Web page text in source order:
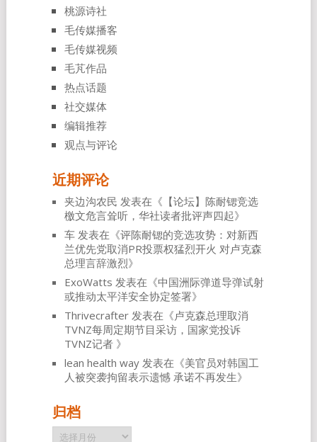
桃源诗社
毛传媒播客
毛传媒视频
毛芃作品
热点话题
社交媒体
编辑推荐
观点与评论
近期评论
夹边沟农民 发表在《 【论坛】陈耐锶竞选
檄文危言耸听，华社读者批评声四起》
车发表在《评陈耐锶的竞选攻势：对新西
兰优先党取消PR投票权猛烈开火 对卢克森
总理言辞激烈》
ExoWatts 发表在《中国洲际弹道导弹试射
或推动太平洋安全协定签署》
Thrivecrafter发表在《卢克森总理取消
TVNZ每周定期节目采访，国家党投诉
TVNZ记者 》
lean health way发表在《美官员对韩国工
人被突袭拘留表示遗憾 承诺不再发生》
归档
归